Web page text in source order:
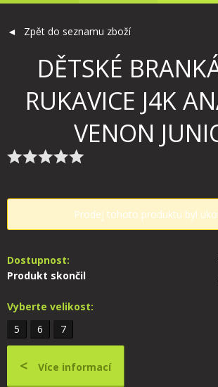
Zpět do seznamu zboží
DĚTSKÉ
RUKAVICE J4K
VENON
Dostupnost:
Produkt skončil
Vyberte velikost:
5
6 7
Prodej tohoto produktu byl
Více informací